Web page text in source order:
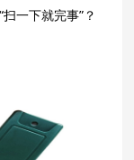
一下就完事”？